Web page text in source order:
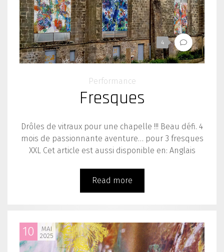
4
Performance
Fresques
Drôles de vitraux pour une chapelle !!! Beau défi. 4
mois de passionnante aventure… pour 3 fresques
XXL Cet article est aussi disponible en: Anglais
Read more
10
MAI
2025